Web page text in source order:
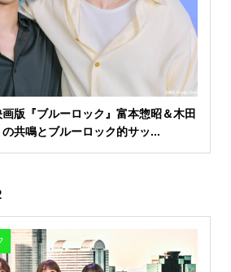
画版『ブルーロック』富本惣昭＆木田
共鳴とブルーロック的サッ...